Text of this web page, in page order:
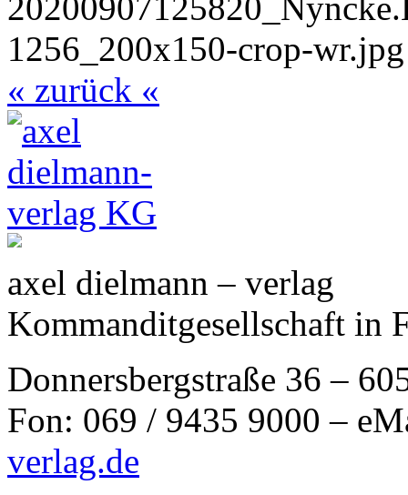
« zurück «
axel dielmann – verlag
Kommanditgesellschaft in
Donnersbergstraße 36 –
Fon: 069 / 9435 9000 –
verlag.de